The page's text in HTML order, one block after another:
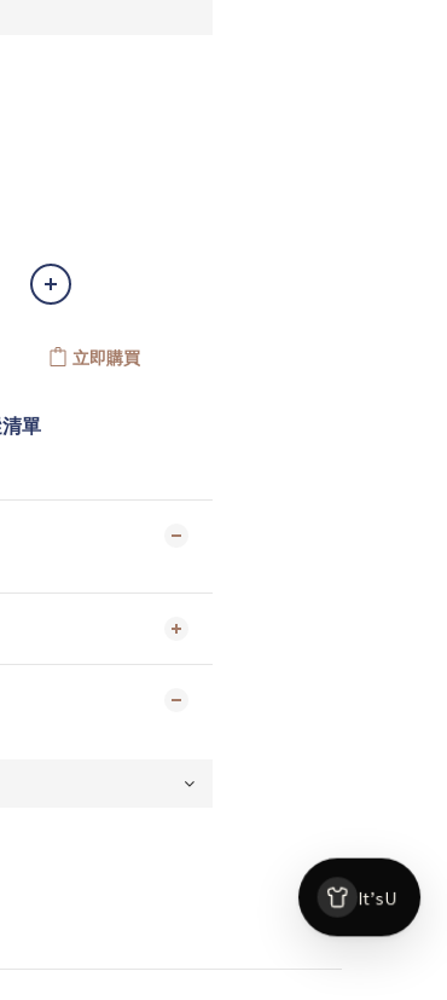
立即購買
單